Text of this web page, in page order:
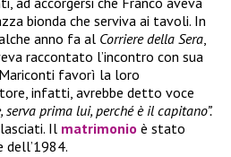
bionda che serviva ai tavoli. In
anno fa al Corriere della Sera,
raccontato l’incontro con sua
favorì la loro
infatti, avrebbe detto voce
serva prima lui, perché è il capitano”.
Il matrimonio è stato